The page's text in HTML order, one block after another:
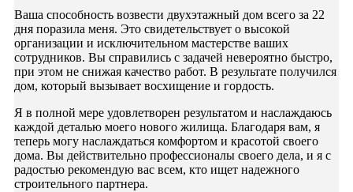
Ваша способность возвести двухэтажный дом всего за 22
дня поразила меня. Это свидетельствует о высокой
организации и исключительном мастерстве ваших
сотрудников. Вы справились с задачей невероятно быстро,
при этом не снижая качество работ. В результате получился
дом, который вызывает восхищение и гордость.
Я в полной мере удовлетворен результатом и наслаждаюсь
каждой деталью моего нового жилища. Благодаря вам, я
теперь могу наслаждаться комфортом и красотой своего
дома. Вы действительно профессионалы своего дела, и я с
радостью рекомендую вас всем, кто ищет надежного
строительного партнера.